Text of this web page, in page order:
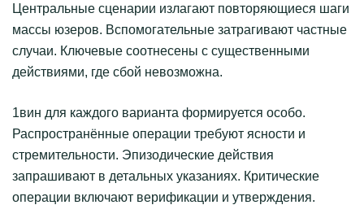
Центральные сценарии излагают повторяющиеся шаги
массы юзеров. Вспомогательные затрагивают частные
случаи. Ключевые соотнесены с существенными
действиями, где сбой невозможна.
1вин для каждого варианта формируется особо.
Распространённые операции требуют ясности и
стремительности. Эпизодические действия
запрашивают в детальных указаниях. Критические
операции включают верификации и утверждения.